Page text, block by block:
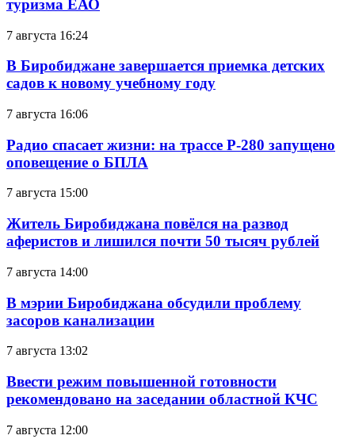
туризма ЕАО
7 августа 16:24
В Биробиджане завершается приемка детских
садов к новому учебному году
7 августа 16:06
Радио спасает жизни: на трассе Р-280 запущено
оповещение о БПЛА
7 августа 15:00
Житель Биробиджана повёлся на развод
аферистов и лишился почти 50 тысяч рублей
7 августа 14:00
В мэрии Биробиджана обсудили проблему
засоров канализации
7 августа 13:02
Ввести режим повышенной готовности
рекомендовано на заседании областной КЧС
7 августа 12:00